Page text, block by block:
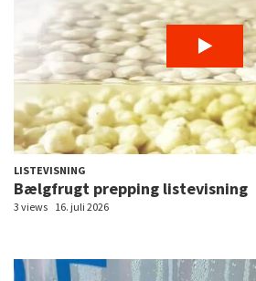
LISTEVISNING
Bælgfrugt prepping listevisning
3 views 16. juli 2026